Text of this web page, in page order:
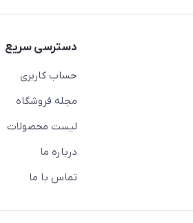
دسترسی سریع
حساب کاربری
مجله فروشگاه
لیست محصولات
درباره ما
تماس با ما